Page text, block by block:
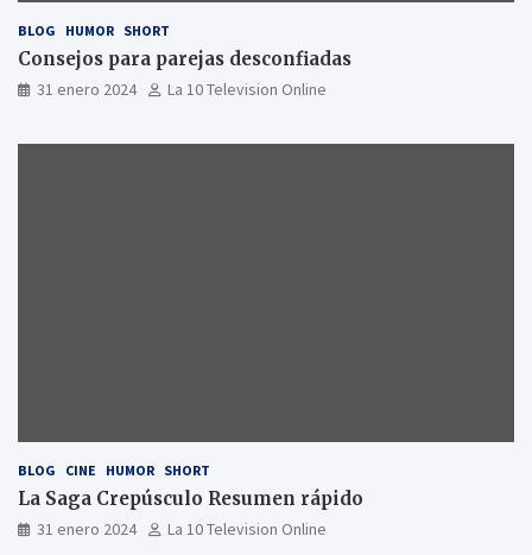
BLOG HUMOR SHORT
Consejos para parejas desconfiadas
31 enero 2024 La 10 Television Online
BLOG CINE HUMOR SHORT
La Saga Crepúsculo Resumen rápido
31 enero 2024 La 10 Television Online